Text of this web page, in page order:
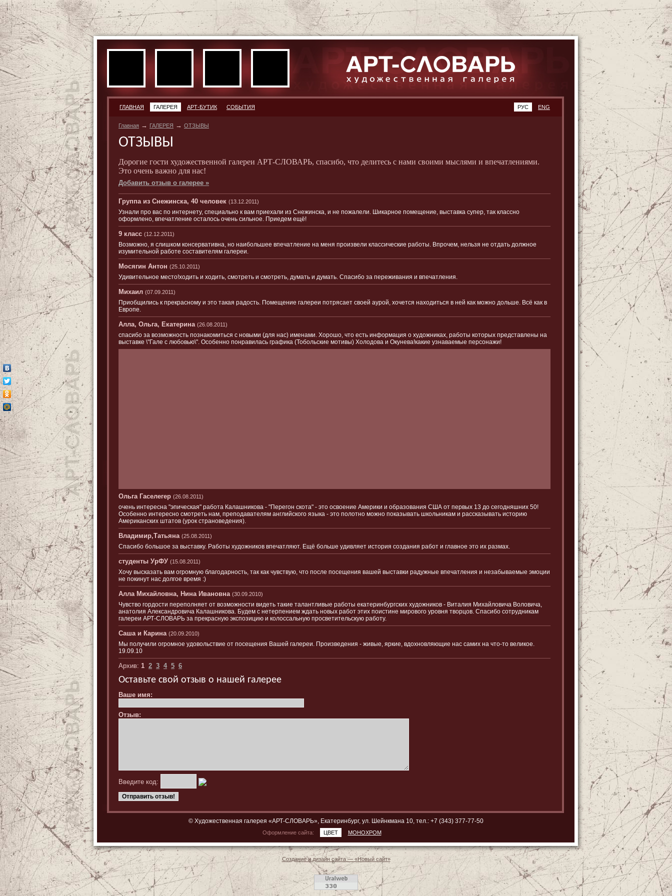
ГЛАВНАЯ ГАЛЕРЕЯ АРТ-БУТИК СОБЫТИЯ ENG
РУС
Главная → ГАЛЕРЕЯ → ОТЗЫВЫ
ОТЗЫВЫ
Дорогие гости художественной галереи АРТ-СЛОВАРЬ, спасибо, что делитесь с нами своими мыслями и впечатлениями.
Это очень важно для нас!
Добавить отзыв о галерее »
Группа из Снежинска, 40 человек (13.12.2011)
Узнали про вас по интернету, специально к вам приехали из Снежинска, и не пожалели. Шикарное помещение, выставка супер, так классно
оформлено, впечатление осталось очень сильное. Приедем ещё!
9 класс (12.12.2011)
Возможно, я слишком консервативна, но наибольшее впечатление на меня произвели классические работы. Впрочем, нельзя не отдать должное
изумительной работе составителям галереи.
Мосягин Антон (25.10.2011)
Удивительное место!ходить и ходить, смотреть и смотреть, думать и думать. Спасибо за переживания и впечатления.
Михаил (07.09.2011)
Приобщились к прекрасному и это такая радость. Помещение галереи потрясает своей аурой, хочется находиться в ней как можно дольше. Всё как в
Европе.
Алла, Ольга, Екатерина (26.08.2011)
спасибо за возможность познакомиться с новыми (для нас) именами. Хорошо, что есть информация о художниках, работы которых представлены на
выставке \"Гале с любовью\". Особенно понравилась графика (Тобольские мотивы) Холодова и Окунева!какие узнаваемые персонажи!
Ольга Гаселегер (26.08.2011)
очень интересна "эпическая" работа Калашникова - "Перегон скота" - это освоение Америки и образования США от первых 13 до сегодняшних 50!
Особенно интересно смотреть нам, преподавателям английского языка - это полотно можно показывать школьникам и рассказывать историю
Американских штатов (урок страноведения).
Владимир,Татьяна (25.08.2011)
Спасибо большое за выставку. Работы художников впечатляют. Ещё больше удивляет история создания работ и главное это их размах.
студенты УрФУ (15.08.2011)
Хочу высказать вам огромную благодарность, так как чувствую, что после посещения вашей выставки радужные впечатления и незабываемые эмоции
не покинут нас долгое время :)
Алла Михайловна, Нина Ивановна (30.09.2010)
Чувство гордости переполняет от возможности видеть такие талантливые работы екатеринбургских художников - Виталия Михайловича Воловича,
анатолия Александровича Калашникова. Будем с нетерпением ждать новых работ этих поистине мирового уровня творцов. Спасибо сотрудникам
галереи АРТ-СЛОВАРЬ за прекрасную экспозицию и колоссальную просветительскую работу.
Саша и Карина (20.09.2010)
Мы получили огромное удовольствие от посещения Вашей галереи. Произведения - живые, яркие, вдохновляющие нас самих на что-то великое.
19.09.10
Архив: 1 2 3 4 5 6
Оставьте свой отзыв о нашей галерее
Ваше имя:
Отзыв:
Введите код:
© Художественная галерея «АРТ-СЛОВАРЬ», Екатеринбург, ул. Шейнкмана 10, тел.: +7 (343) 377-77-50
Оформление сайта: ЦВЕТ МОНОХРОМ
Создание и дизайн сайта — «Новый сайт»